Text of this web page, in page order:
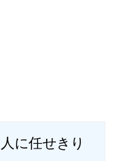
に任せきり